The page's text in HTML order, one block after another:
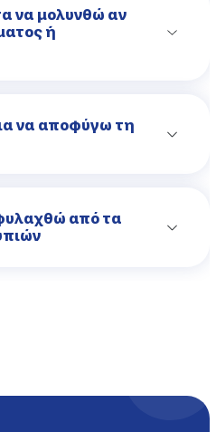
να μολυνθώ αν
ή
να αποφύγω τη
από τα